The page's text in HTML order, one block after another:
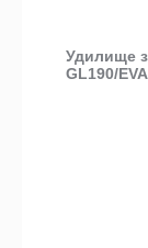
Удилище
GL190/